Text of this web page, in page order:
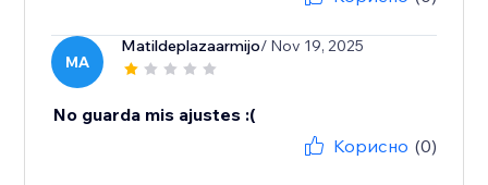
MA
Matildeplazaarmijo/ Nov 19, 2025
No guarda mis ajustes :(
Корисно (0)